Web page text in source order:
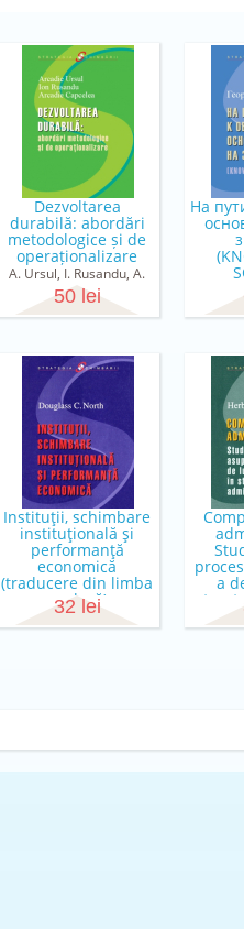
Dezvoltarea
durabilă: abordări
metodologice și de
operaționalizare
A. Ursul, I. Rusandu, A.
Capcelea
50 lei
На
Instituţii, schimbare
instituţională şi
performanţă
economică
(traducere din limba
engleză)
Douglass C. North
32 lei
a